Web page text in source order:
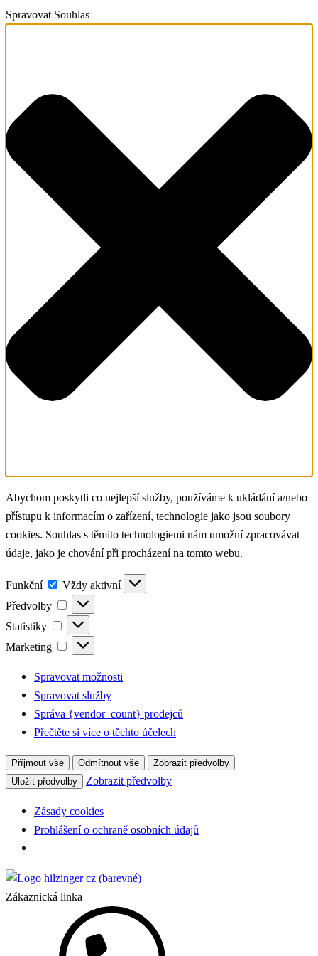
Spravovat Souhlas
Abychom poskytli co nejlepší služby, používáme k ukládání a/nebo
přístupu k informacím o zařízení, technologie jako jsou soubory
cookies. Souhlas s těmito technologiemi nám umožní zpracovávat
údaje, jako je chování při procházení na tomto webu.
Funkční Funkční
Vždy aktivní
Předvolby
Předvolby
Statistiky
Statistiky
Marketing
Marketing
Spravovat možnosti
Spravovat služby
Správa {vendor_count} prodejců
Přečtěte si více o těchto účelech
Příjmout vše Odmítnout vše
Zobrazit předvolby
Uložit předvolby
Zobrazit předvolby
Zásady cookies
Prohlášení o ochraně osobních údajů
Zákaznická linka